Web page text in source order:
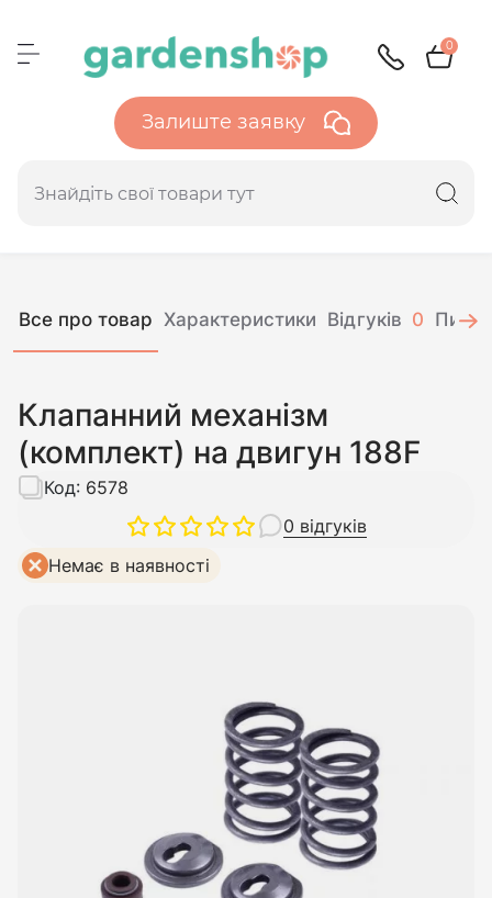
0
Залиште заявку
Все про товар Характеристики Відгуків 0
Клапанний механізм
(комплект) на двигун 188F
0 відгуків
Код: 6578
Немає в наявності